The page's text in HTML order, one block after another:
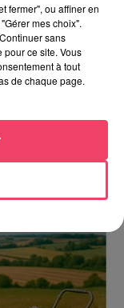
de
fermer", ou affiner en
mes choix".
sans
pour ce site. Vous
à tout
de chaque page.